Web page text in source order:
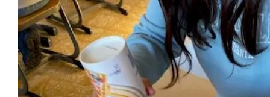
De Sint op bezoek
Vierde leerjaar